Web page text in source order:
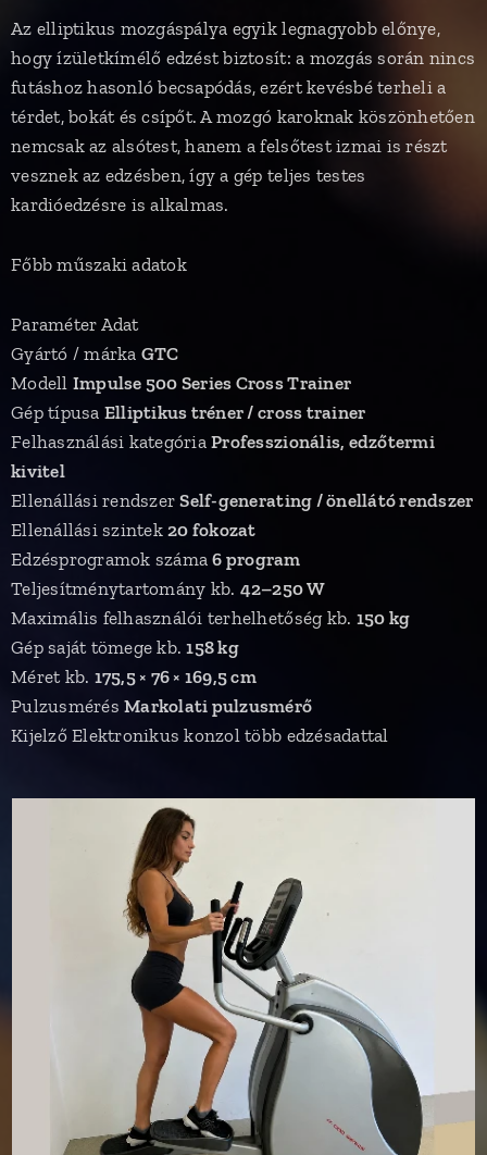
Az elliptikus mozgáspálya egyik legnagyobb előnye,
hogy ízületkímélő edzést biztosít: a mozgás során nincs
futáshoz hasonló becsapódás, ezért kevésbé terheli a
térdet, bokát és csípőt. A mozgó karoknak köszönhetően
nemcsak az alsótest, hanem a felsőtest izmai is részt
vesznek az edzésben, így a gép teljes testes
kardióedzésre is alkalmas.
Főbb műszaki adatok
Paraméter Adat
Gyártó / márka GTC
Modell Impulse 500 Series Cross Trainer
Gép típusa Elliptikus tréner / cross trainer
Felhasználási kategóriaProfesszionális, edzőtermi
kivitel
Ellenállási rendszerSelf-generating / önellátó rendszer
Ellenállási szintek20 fokozat
Edzésprogramok száma6 program
Teljesítménytartomány kb. 42–250 W
Maximális felhasználói terhelhetőség kb. 150 kg
Gép saját tömege kb.158 kg
Méret kb. 175,5 × 76 × 169,5 cm
PulzusmérésMarkolati pulzusmérő
Kijelző Elektronikus konzol több edzésadattal